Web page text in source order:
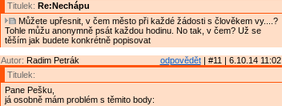
Titulek: Re:Nechápu
Můžete upřesnit, v čem město při každé žádosti s člověkem vy....?
Tohle můžu anonymně psát každou hodinu. No tak, v čem? Už se
těším jak budete konkrétně popisovat
odpovědět| #11 | 6.10.14 11:02
Autor: Radim Petrák
Titulek:
Pane Pešku,
já osobně mám problém s těmito body: